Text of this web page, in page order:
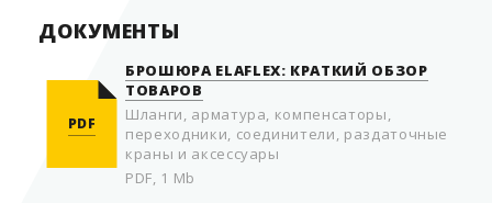
ДОКУМЕНТЫ
PDF
БРОШЮРА ELAFLEX: КРАТКИЙ ОБЗОР
ТОВАРОВ
Шланги, арматура, компенсаторы,
переходники, соединители, раздаточные
краны и аксессуары
PDF, 1 Mb